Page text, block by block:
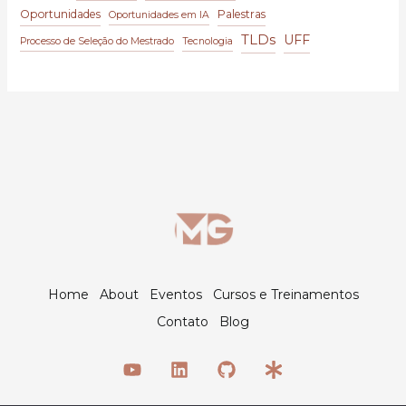
Oportunidades Oportunidades em IA Palestras
Processo de Seleção do Mestrado Tecnologia TLDs UFF
Home About Eventos
Cursos e Treinamentos
Contato
Blog